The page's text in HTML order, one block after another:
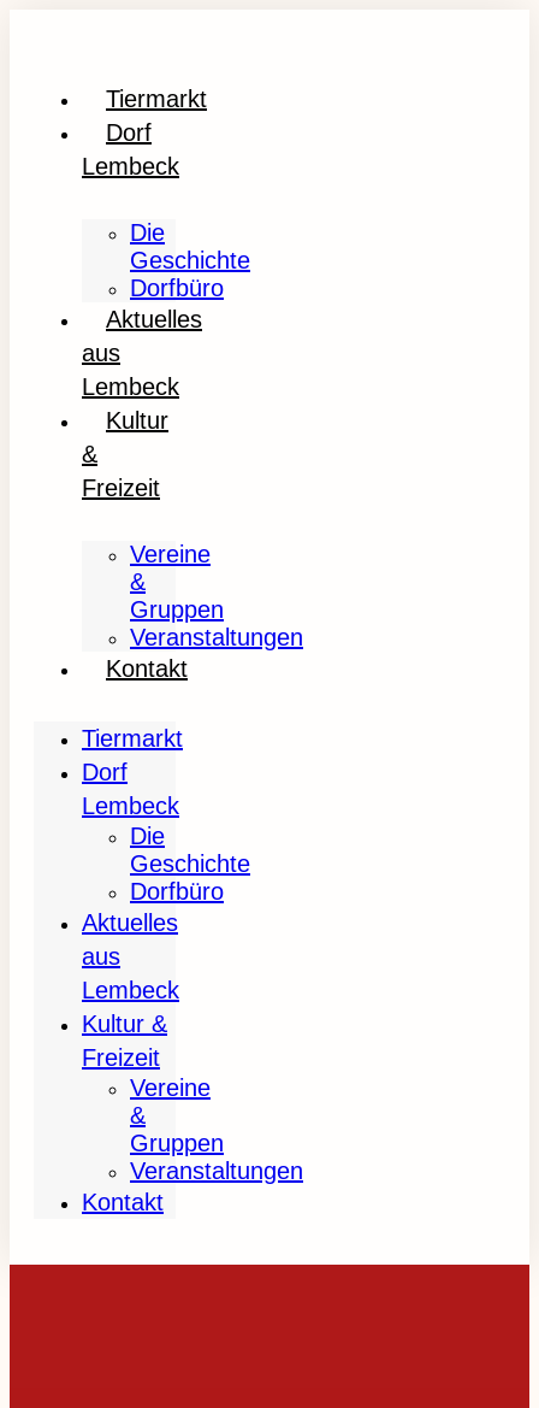
Tiermarkt
Dorf
Lembeck
Die
Geschichte
Dorfbüro
Aktuelles
aus
Lembeck
Kultur
&
Freizeit
Vereine
&
Gruppen
Veranstaltungen
Kontakt
Tiermarkt
Dorf
Lembeck
Die
Geschichte
Dorfbüro
Aktuelles
aus
Lembeck
Kultur &
Freizeit
Vereine
&
Gruppen
Veranstaltungen
Kontakt